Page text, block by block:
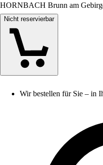
HORNBACH Brunn am
Nicht reservierbar
Wir bestellen für Sie – in